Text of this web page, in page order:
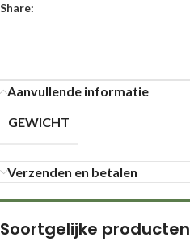
Share:
Aanvullende informatie
GEWICHT
Verzenden en betalen
Soortgelijke producten